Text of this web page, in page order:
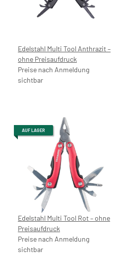
Edelstahl Multi Tool Anthrazit –
ohne Preisaufdruck
Preise nach Anmeldung
sichtbar
AUF LAGER
Edelstahl Multi Tool Rot – ohne
Preisaufdruck
Preise nach Anmeldung
sichtbar